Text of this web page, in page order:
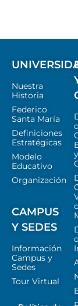
Nuestra
Historia
Federico
Santa María
Definiciones
Estratégicas
Modelo
Educativo
Organización
CAMPUS
Y SEDES
Información
Campus y
Sedes
Tour Virtual